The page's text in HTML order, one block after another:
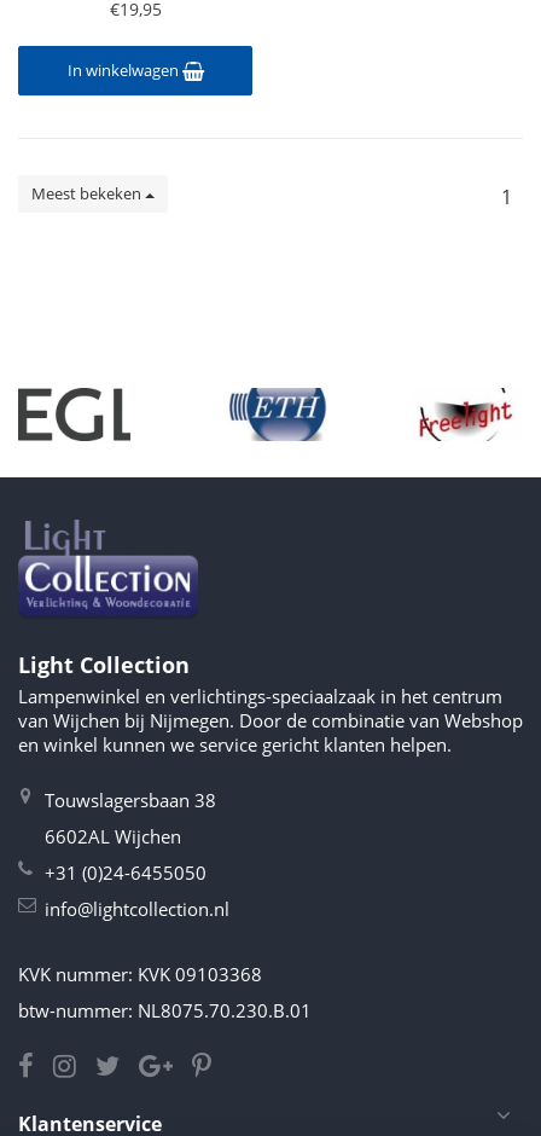
€19,95
In winkelwagen
Meest bekeken 1
Light Collection
Lampenwinkel en verlichtings-speciaalzaak in het centrum
van Wijchen bij Nijmegen. Door de combinatie van Webshop
en winkel kunnen we service gericht klanten helpen.
Touwslagersbaan 38
6602AL Wijchen
+31 (0)24-6455050
info@lightcollection.nl
KVK nummer: KVK 09103368
btw-nummer: NL8075.70.230.B.01
Klantenservice